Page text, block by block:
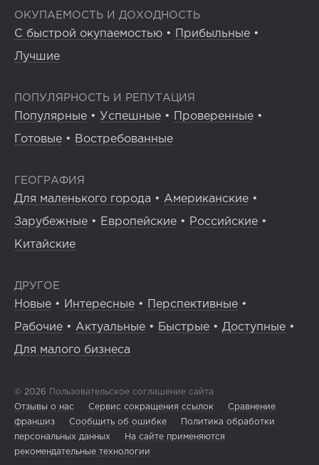
ОКУПАЕМОСТЬ И ДОХОДНОСТЬ
С быстрой окупаемостью • Прибыльные •
Лучшие
ПОПУЛЯРНОСТЬ И РЕПУТАЦИЯ
Популярные • Успешные • Проверенные •
Готовые • Востребованные
ГЕОГРАФИЯ
Для маленького города • Американские •
Зарубежные • Европейские • Российские •
Китайские
ДРУГОЕ
Новые • Интересные • Перспективные •
Рабочие • Актуальные • Быстрые • Доступные •
Для малого бизнеса
© 2026 Пользовательское соглашение сайта
Отзывы о нас
Сервис сокращения ссылок
Сравнение
франшиз
Сообщить об ошибке
Политика обработки
персональных данных
На сайте применяются
рекомендательные технологии